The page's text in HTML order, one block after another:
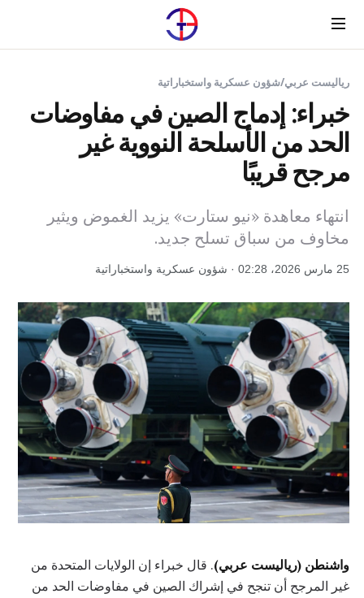
Menu
رياليست عربي/شؤون عسكرية واستخباراتية
خبراء: إدماج الصين في مفاوضات
الحد من الأسلحة النووية غير
مرجح قريبًا
انتهاء معاهدة «نيو ستارت» يزيد الغموض ويثير
مخاوف من سباق تسلح جديد.
25 مارس 2026، 02:28 · شؤون عسكرية واستخباراتية
واشنطن (رياليست عربي). قال خبراء إن الولايات المتحدة من
غير المرجح أن تنجح في إشراك الصين في مفاوضات الحد من